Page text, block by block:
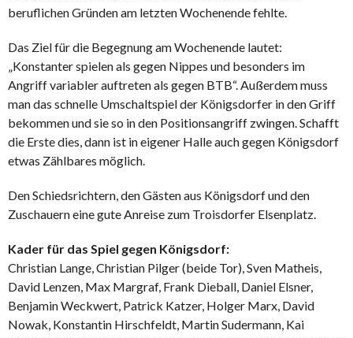
beruflichen Gründen am letzten Wochenende fehlte.
Das Ziel für die Begegnung am Wochenende lautet:
„Konstanter spielen als gegen Nippes und besonders im
Angriff variabler auftreten als gegen BTB“. Außerdem muss
man das schnelle Umschaltspiel der Königsdorfer in den Griff
bekommen und sie so in den Positionsangriff zwingen. Schafft
die Erste dies, dann ist in eigener Halle auch gegen Königsdorf
etwas Zählbares möglich.
Den Schiedsrichtern, den Gästen aus Königsdorf und den
Zuschauern eine gute Anreise zum Troisdorfer Elsenplatz.
Kader für das Spiel gegen Königsdorf:
Christian Lange, Christian Pilger (beide Tor), Sven Matheis,
David Lenzen, Max Margraf, Frank Dieball, Daniel Elsner,
Benjamin Weckwert, Patrick Katzer, Holger Marx, David
Nowak, Konstantin Hirschfeldt, Martin Sudermann, Kai